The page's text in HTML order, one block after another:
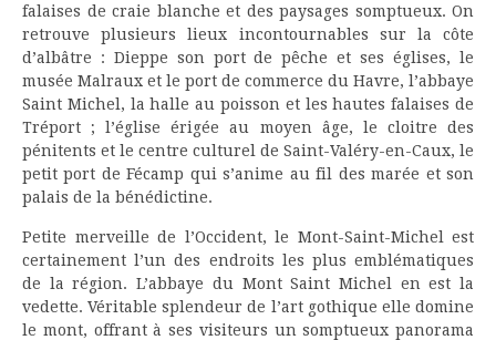
falaises de craie blanche et des paysages somptueux. On
retrouve plusieurs lieux incontournables sur la côte
d’albâtre : Dieppe son port de pêche et ses églises, le
musée Malraux et le port de commerce du Havre, l’abbaye
Saint Michel, la halle au poisson et les hautes falaises de
Tréport ; l’église érigée au moyen âge, le cloitre des
pénitents et le centre culturel de Saint-Valéry-en-Caux, le
petit port de Fécamp qui s’anime au fil des marée et son
palais de la bénédictine.
Petite merveille de l’Occident, le Mont-Saint-Michel est
certainement l’un des endroits les plus emblématiques
de la région. L’abbaye du Mont Saint Michel en est la
vedette. Véritable splendeur de l’art gothique elle domine
le mont, offrant à ses visiteurs un somptueux panorama